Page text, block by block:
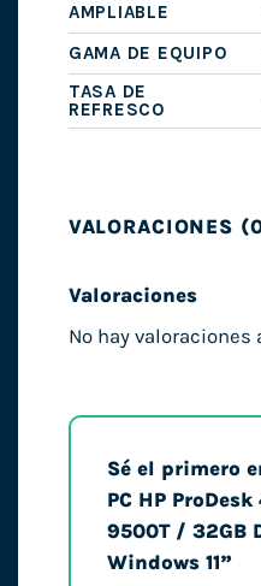
AMPLIABLE
GAMA DE EQUIPO
TASA DE
REFRESCO
VALORACIONES
Valoraciones
No hay valoraciones
Sé el primero
PC HP
9500T / 32GB
Windows 11”